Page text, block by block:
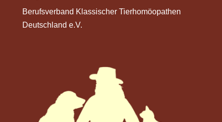
Berufsverband Klassischer Tierhomöopathen
Deutschland e.V.